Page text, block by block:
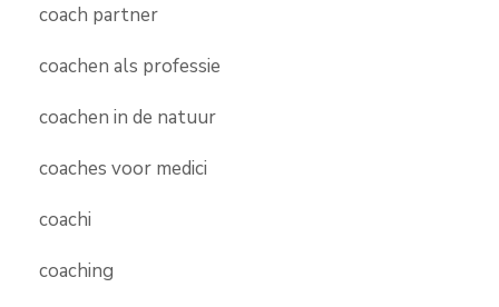
coach partner
coachen als professie
coachen in de natuur
coaches voor medici
coachi
coaching